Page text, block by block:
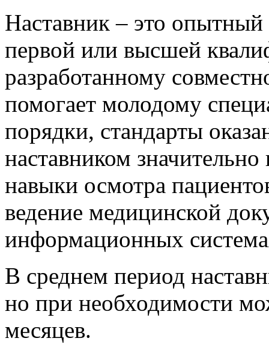
Наставник – это опытный
первой или высшей
разработанному
помогает молодому
порядки, стандарты
наставником
навыки осмотра
ведение медицинской
информационных
В среднем период
но при необходимости
месяцев.